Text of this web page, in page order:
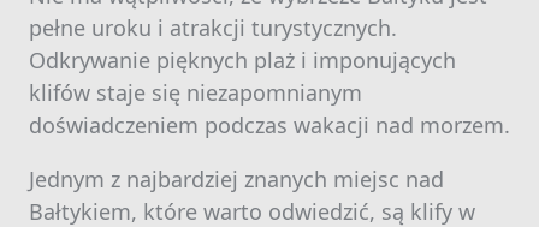
pełne uroku i atrakcji turystycznych.
Odkrywanie pięknych plaż i imponujących
klifów staje się niezapomnianym
doświadczeniem podczas wakacji nad morzem.
Jednym z najbardziej znanych miejsc nad
Bałtykiem, które warto odwiedzić, są klify w